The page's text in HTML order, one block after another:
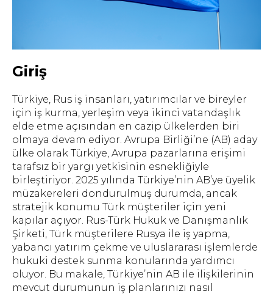
Giriş
Türkiye, Rus iş insanları, yatırımcılar ve bireyler
için iş kurma, yerleşim veya ikinci vatandaşlık
elde etme açısından en cazip ülkelerden biri
olmaya devam ediyor. Avrupa Birliği’ne (AB) aday
ülke olarak Türkiye, Avrupa pazarlarına erişimi
tarafsız bir yargı yetkisinin esnekliğiyle
birleştiriyor. 2025 yılında Türkiye’nin AB’ye üyelik
müzakereleri dondurulmuş durumda, ancak
stratejik konumu Türk müşteriler için yeni
kapılar açıyor. Rus-Türk Hukuk ve Danışmanlık
Şirketi, Türk müşterilere Rusya ile iş yapma,
yabancı yatırım çekme ve uluslararası işlemlerde
hukuki destek sunma konularında yardımcı
oluyor. Bu makale, Türkiye’nin AB ile ilişkilerinin
mevcut durumunun iş planlarınızı nasıl